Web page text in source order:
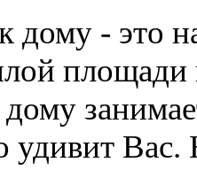
открытой